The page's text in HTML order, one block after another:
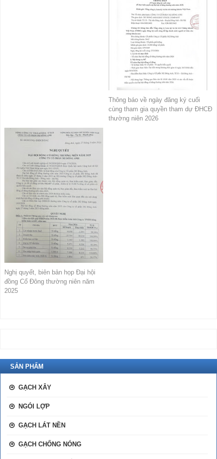
Thông báo về ngày đăng ký cuối
cùng tham gia quyền tham dự ĐHCĐ
thường niên 2026
Nghị quyết, biên bản họp Đại hội
đồng Cổ Đông thường niên năm
2025
SẢN PHẨM
GẠCH XÂY
NGÓI LỢP
GẠCH LÁT NỀN
GẠCH CHỐNG NÓNG